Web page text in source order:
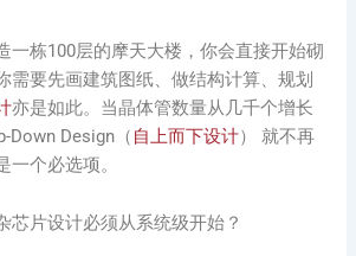
一栋100层的摩天大楼，你会直接开始砌
需要先画建筑图纸、做结构计算、规划
亦是如此。当晶体管数量从几千个增长
Down Design（ 自上而下设计） 就不再
一个必选项。
芯片设计必须从系统级开始？